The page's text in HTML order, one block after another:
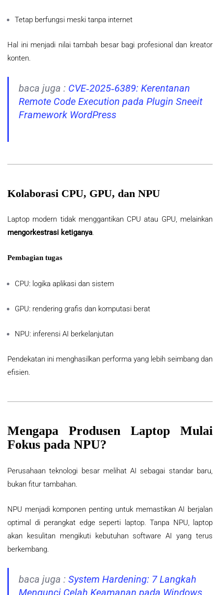
Tetap berfungsi meski tanpa internet
Hal ini menjadi nilai tambah besar bagi profesional dan kreator
konten.
baca juga : CVE‑2025‑6389: Kerentanan
Remote Code Execution pada Plugin Sneeit
Framework WordPress
Kolaborasi CPU, GPU, dan NPU
Laptop modern tidak menggantikan CPU atau GPU, melainkan
mengorkestrasi ketiganya.
Pembagian tugas
CPU: logika aplikasi dan sistem
GPU: rendering grafis dan komputasi berat
NPU: inferensi AI berkelanjutan
Pendekatan ini menghasilkan performa yang lebih seimbang dan
efisien.
Mengapa Produsen Laptop Mulai
Fokus pada NPU?
Perusahaan teknologi besar melihat AI sebagai standar baru,
bukan fitur tambahan.
NPU menjadi komponen penting untuk memastikan AI berjalan
optimal di perangkat edge seperti laptop. Tanpa NPU, laptop
akan kesulitan mengikuti kebutuhan software AI yang terus
berkembang.
baca juga : System Hardening: 7 Langkah